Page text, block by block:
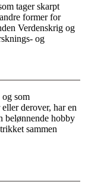
tager skarpt
former for
Verdenskrig og
og
og som
derover, har en
belønnende hobby
sammen